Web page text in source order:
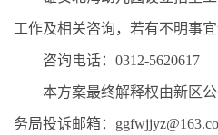
工作及相关咨询，若有不明事
咨询电话：0312-5620617
本方案最终解释权由新区公
务局投诉邮箱：